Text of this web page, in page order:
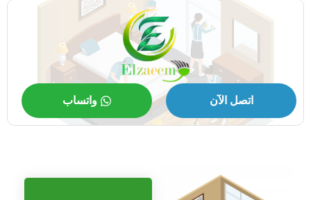
اتصل الآن واتساب